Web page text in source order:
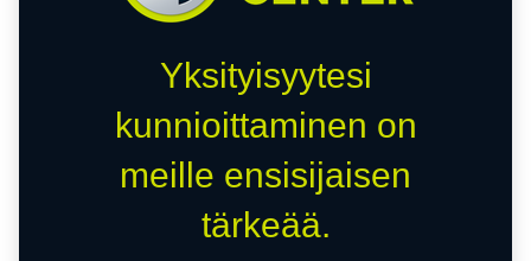
Yksityisyytesi
kunnioittaminen on
meille ensisijaisen
tärkeää.